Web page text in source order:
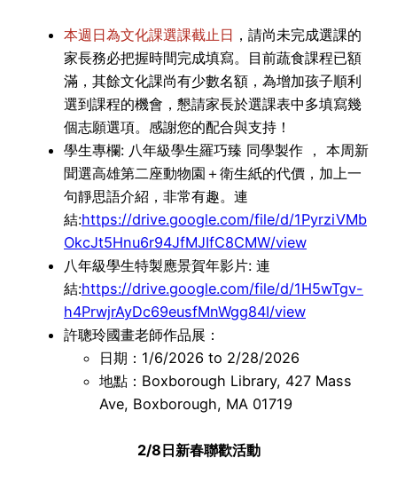
本週日為文化課選課截止日 ，請尚未完成選課的
家長務必把握時間完成填寫。目前蔬食課程已額
滿，其餘文化課尚有少數名額，為增加孩子順利
選到課程的機會，懇請家長於選課表中多填寫幾
個志願選項。感謝您的配合與支持！
學生專欄: 八年級學生羅巧臻 同學製作 ， 本周新
聞選高雄第二座動物園＋衛生紙的代價，加上一
句靜思語介紹，非常有趣。連
結:https://drive.google.com/file/d/1PyrziVMb
OkcJt5Hnu6r94JfMJIfC8CMW/view
八年級學生特製應景賀年影片: 連
結:https://drive.google.com/file/d/1H5wTgv-
h4PrwjrAyDc69eusfMnWgg84I/view
許聰玲國畫老師作品展：
日期：1/6/2026 to 2/28/2026
地點：Boxborough Library, 427 Mass
Ave, Boxborough, MA 01719
2/8日新春聯歡活動